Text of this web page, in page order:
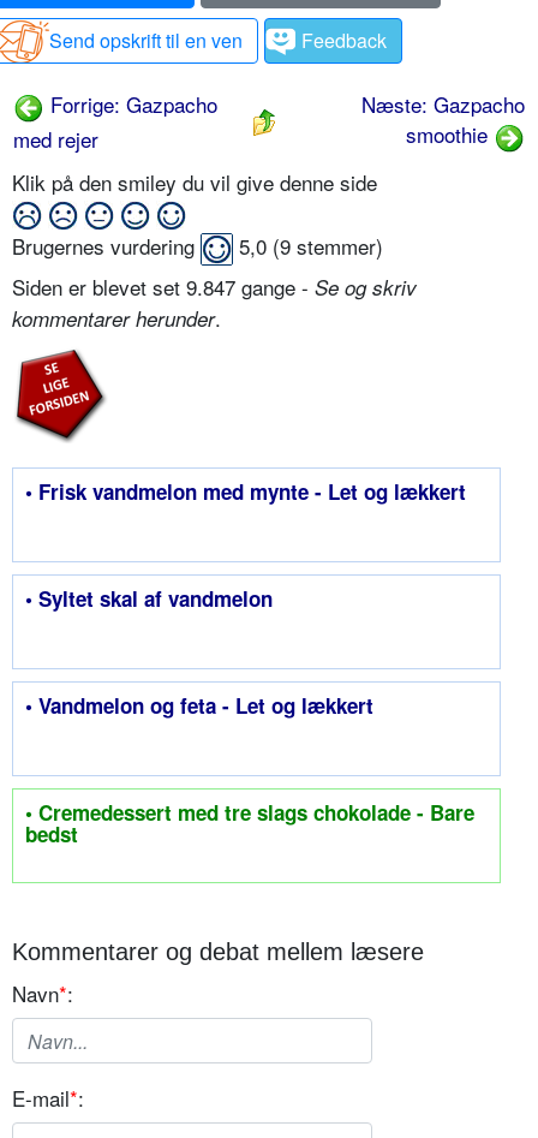
Send opskrift til en ven
Feedback
Forrige: Gazpacho
med rejer
Næste: Gazpacho
smoothie
Klik på den smiley du vil give denne side
Brugernes vurdering 5,0 (9 stemmer)
Siden er blevet set 9.847 gange - Se og skriv
kommentarer herunder.
• Frisk vandmelon med mynte - Let og lækkert
• Syltet skal af vandmelon
• Vandmelon og feta - Let og lækkert
• Cremedessert med tre slags chokolade - Bare
bedst
Kommentarer og debat mellem læsere
Navn*:
E-mail*: